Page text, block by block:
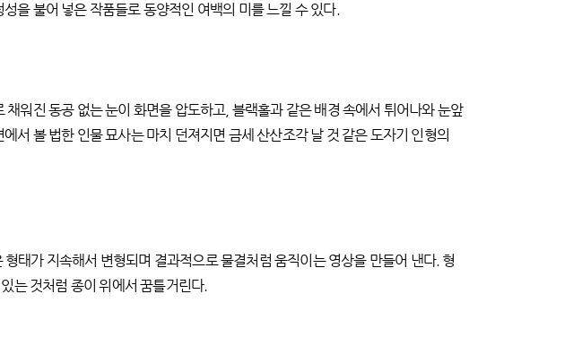
을 불어 넣은 작품들로 동양적인 여백의 미를 느낄 수 있다.
워진 동공 없는 눈이 화면을 압도하고, 블랙홀과 같은 배경 속에서 튀어나와 눈앞
서 볼 법한 인물 묘사는 마치 던져지면 금세 산산조각 날 것 같은 도자기 인형의
태가 지속해서 변형되며 결과적으로 물결처럼 움직이는 영상을 만들어 낸다. 형
는 것처럼 종이 위에서 꿈틀거린다.